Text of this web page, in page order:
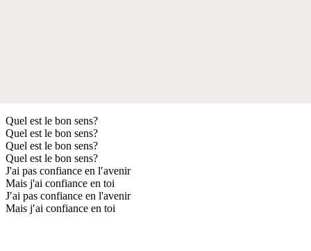
Quel est le bon sens?
Quel est le bon sens?
Quel est le bon sens?
Quel est le bon sens?
J'ai pas confiance en l′avenir
Mais j'ai confiance en toi
J′ai pas confiance en l'avenir
Mais j′ai confiance en toi